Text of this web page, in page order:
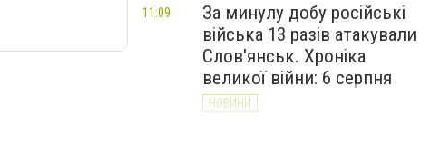
За минулу добу російські
війська 13 разів атакували
Слов'янськ. Хроніка
великої війни: 6 серпня
НОВИНИ
11:09